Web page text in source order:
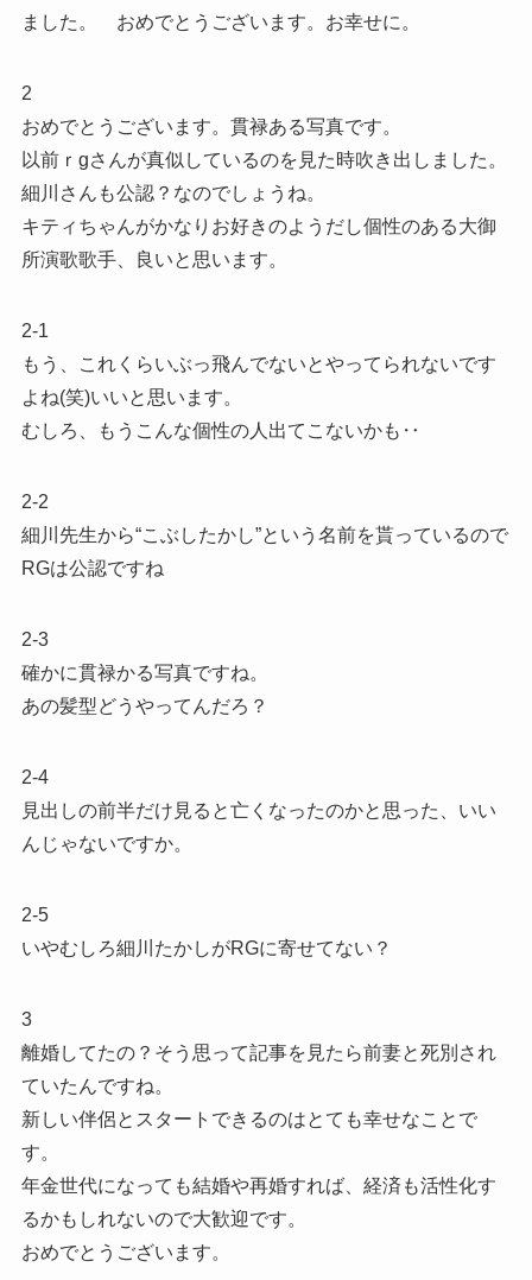
ました。 おめでとうございます。お幸せに。
2
おめでとうございます。貫禄ある写真です。
以前ｒgさんが真似しているのを見た時吹き出しました。
細川さんも公認？なのでしょうね。
キティちゃんがかなりお好きのようだし個性のある大御
所演歌歌手、良いと思います。
2-1
もう、これくらいぶっ飛んでないとやってられないです
よね(笑)いいと思います。
むしろ、もうこんな個性の人出てこないかも‥
2-2
細川先生から“こぶしたかし”という名前を貰っているので
RGは公認ですね
2-3
確かに貫禄かる写真ですね。
あの髪型どうやってんだろ？
2-4
見出しの前半だけ見ると亡くなったのかと思った、いい
んじゃないですか。
2-5
いやむしろ細川たかしがRGに寄せてない？
3
離婚してたの？そう思って記事を見たら前妻と死別され
ていたんですね。
新しい伴侶とスタートできるのはとても幸せなことで
す。
年金世代になっても結婚や再婚すれば、経済も活性化す
るかもしれないので大歓迎です。
おめでとうございます。